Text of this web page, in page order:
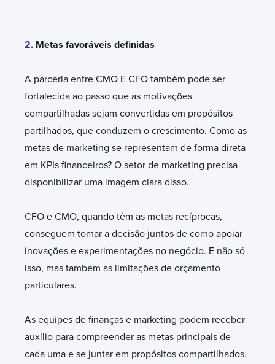
2. Metas favoráveis definidas
A parceria entre CMO E CFO também pode ser
fortalecida ao passo que as motivações
compartilhadas sejam convertidas em propósitos
partilhados, que conduzem o crescimento. Como as
metas de marketing se representam de forma direta
em KPIs financeiros? O setor de marketing precisa
disponibilizar uma imagem clara disso.
CFO e CMO, quando têm as metas recíprocas,
conseguem tomar a decisão juntos de como apoiar
inovações e experimentações no negócio. E não só
isso, mas também as limitações de orçamento
particulares.
As equipes de finanças e marketing podem receber
auxílio para compreender as metas principais de
cada uma e se juntar em propósitos compartilhados.